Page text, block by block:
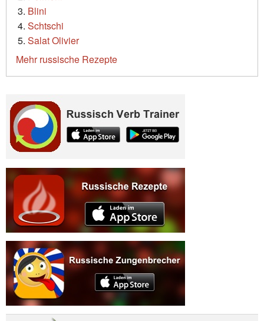
Blini
Schtschi
Salat Olivier
Mehr russische Rezepte